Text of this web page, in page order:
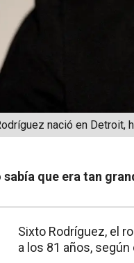
nació en Detroit,
sabía que era tan
Sixto Rodríguez, el
a los 81 años,